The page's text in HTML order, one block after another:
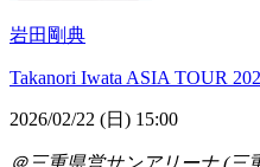
岩田剛典
Takanori Iwata ASIA TOUR
2026/02/22 (日) 15:00
＠三重県営サンアリーナ (三